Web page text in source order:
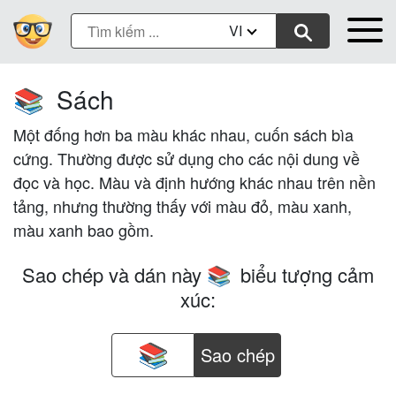
VI
📚 Sách
Một đống hơn ba màu khác nhau, cuốn sách bìa
cứng. Thường được sử dụng cho các nội dung về
đọc và học. Màu và định hướng khác nhau trên nền
tảng, nhưng thường thấy với màu đỏ, màu xanh,
màu xanh bao gồm.
Sao chép và dán này 📚 biểu tượng cảm
xúc:
Sao chép